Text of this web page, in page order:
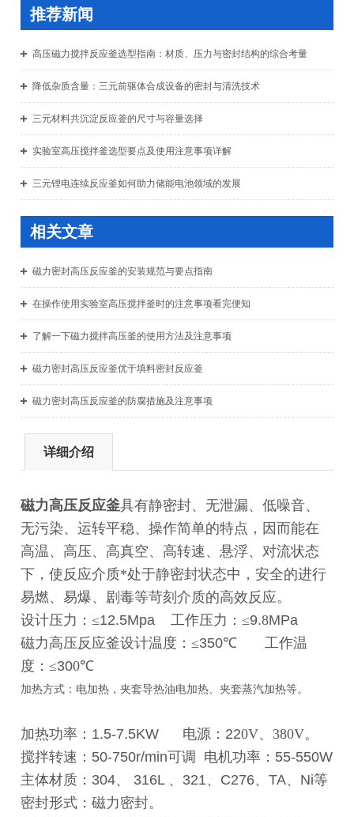
推荐新闻
高压磁力搅拌反应釜选型指南：材质、压力与密封结构的综合考量
降低杂质含量：三元前驱体合成设备的密封与清洗技术
三元材料共沉淀反应釜的尺寸与容量选择
实验室高压搅拌釜选型要点及使用注意事项详解
三元锂电连续反应釜如何助力储能电池领域的发展
相关文章
磁力密封高压反应釜的安装规范与要点指南
在操作使用实验室高压搅拌釜时的注意事项看完便知
了解一下磁力搅拌高压釜的使用方法及注意事项
磁力密封高压反应釜优于填料密封反应釜
磁力密封高压反应釜的防腐措施及注意事项
详细介绍
磁力高压反应釜具有静密封、无泄漏、低噪音、
无污染、运转平稳、操作简单的特点，因而能在
高温、高压、高真空、高转速、悬浮、对流状态
下，使反应介质*处于静密封状态中，安全的进行
易燃、易爆、剧毒等苛刻介质的高效反应。
设计压力：≤12.5Mpa 工作压力：≤9.8MPa
磁力高压反应釜设计温度：≤350℃
工作温
度：≤300℃
加热方式：电加热，夹套导热油电加热、夹套蒸汽加热等。
加热功率： 1.5-7.5KW 电源： 220V、 380V。
搅拌转速： 50-750r/min可调 电机功率： 55-550W
主体材质： 304、 316L 、 321、 C276、TA、 Ni等
密封形式：磁力密封。